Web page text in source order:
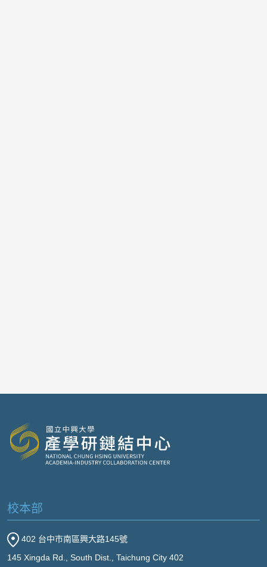
校本部
402 台中市南區興大路145號
145 Xingda Rd., South Dist., Taichung City 402